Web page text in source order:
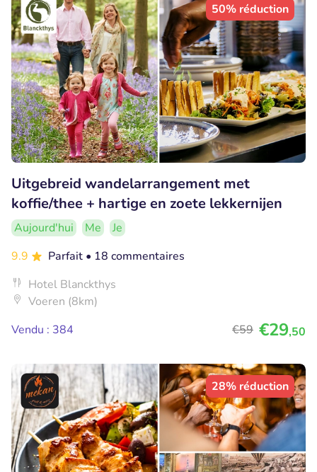
50% réduction
Uitgebreid wandelarrangement met
koffie/thee + hartige en zoete lekkernijen
Aujourd'hui Me
Je
9.9
Parfait • 18 commentaires
Hotel Blanckthys
Voeren (8km)
Vendu : 384
€59 €29,50
28% réduction